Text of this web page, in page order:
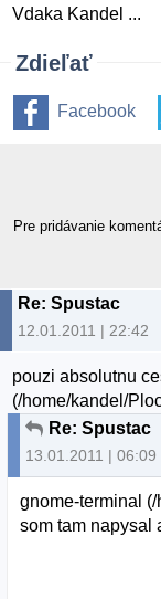
Vdaka Kandel ...
Zdieľať
Facebook
Pre pridávanie
Re: Spustac
12.01.2011 | 22:42
pouzi absolutnu
(/home/kandel/
Re: Spustac
13.01.2011 | 06:09
gnome-terminal
som tam napysal